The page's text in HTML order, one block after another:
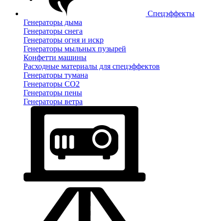
Спецэффекты
Генераторы дыма
Генераторы снега
Генераторы огня и искр
Генераторы мыльных пузырей
Конфетти машины
Расходные материалы для спецэффектов
Генераторы тумана
Генераторы CO2
Генераторы пены
Генераторы ветра